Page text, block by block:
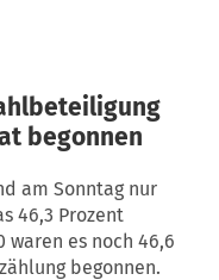
begonnen
am Sonntag nur
46,3 Prozent
es noch 46,6
begonnen.